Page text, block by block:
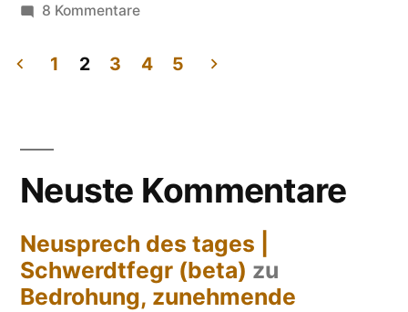
8 Kommentarezu
der
Beiträge
1 2 3 4 5
Neuste Kommentare
Neusprech des tages |
Schwerdtfegr (beta) zu
Bedrohung, zunehmende